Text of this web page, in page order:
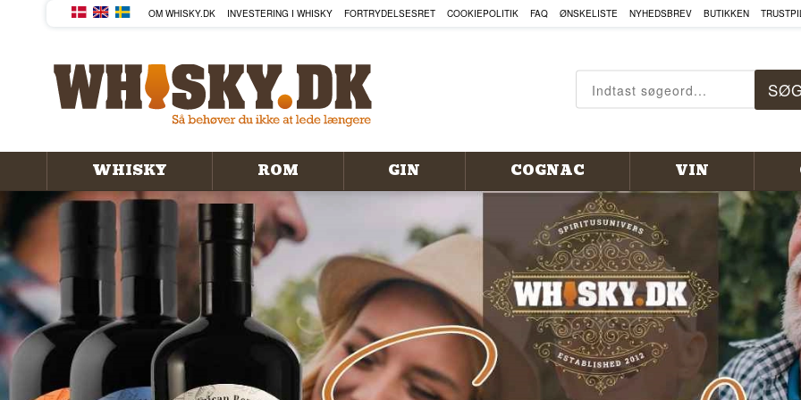
KØB DIN WHISKY, ROM, GIN, COGNAC OG MEGET MERE
OM WHISKY.DK INVESTERING I WHISKY FORTRYDELSESRET COOKIEPOLITIK FAQ ØNSKELISTE NYHEDSBREV BUTIKKEN
WHISKY ROM GIN COGNAC VIN